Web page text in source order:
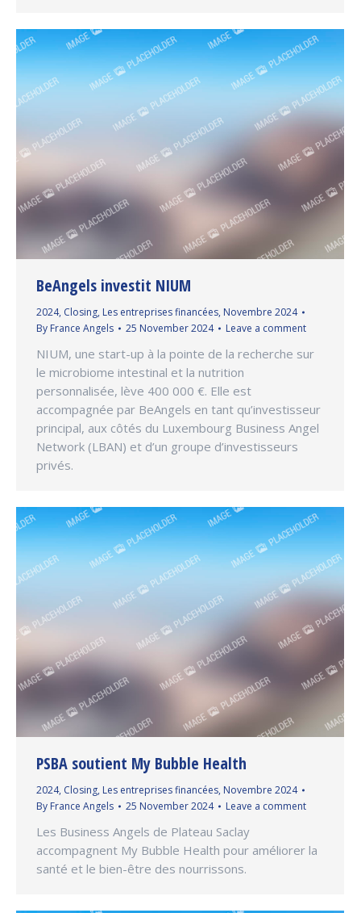
BeAngels investit NIUM
2024, Closing, Les entreprises financées, Novembre 2024
By France Angels 25 November 2024 Leave a comment
NIUM, une start-up à la pointe de la recherche sur
le microbiome intestinal et la nutrition
personnalisée, lève 400 000 €. Elle est
accompagnée par BeAngels en tant qu’investisseur
principal, aux côtés du Luxembourg Business Angel
Network (LBAN) et d’un groupe d’investisseurs
privés.
PSBA soutient My Bubble Health
2024, Closing, Les entreprises financées, Novembre 2024
By France Angels 25 November 2024 Leave a comment
Les Business Angels de Plateau Saclay
accompagnent My Bubble Health pour améliorer la
santé et le bien-être des nourrissons.